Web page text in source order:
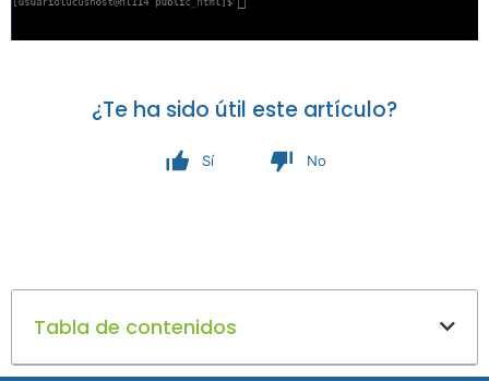
¿Te ha sido útil este artículo?
Sí No
Tabla de contenidos